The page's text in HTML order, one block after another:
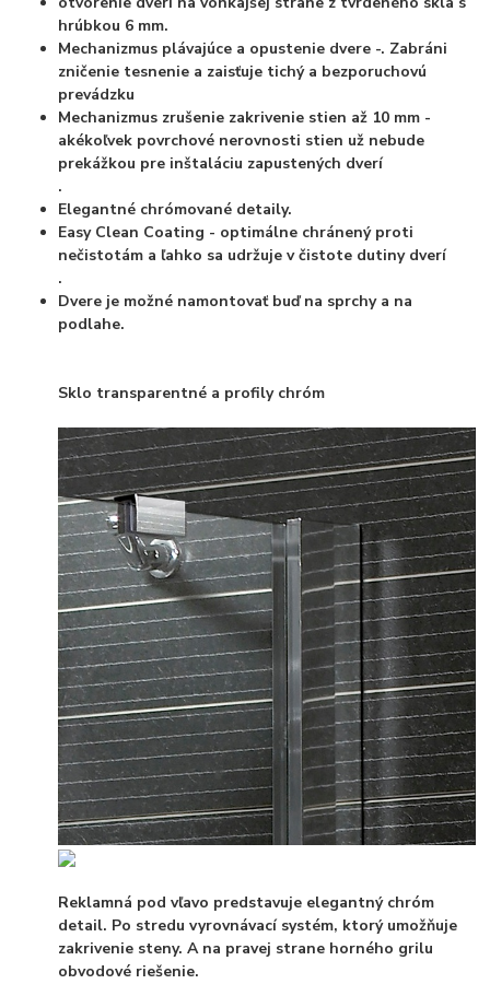
hrúbkou 6 mm.
Mechanizmus plávajúce a opustenie dvere -. Zabráni
zničenie tesnenie a zaisťuje tichý a bezporuchovú
prevádzku
Mechanizmus zrušenie zakrivenie stien až 10 mm -
akékoľvek povrchové nerovnosti stien už nebude
prekážkou pre inštaláciu zapustených dverí
.
Elegantné chrómované detaily.
Easy Clean Coating - optimálne chránený proti
nečistotám a ľahko sa udržuje v čistote dutiny dverí
.
Dvere je možné namontovať buď na sprchy a na
podlahe.
Sklo transparentné a profily chróm
Reklamná pod vľavo predstavuje elegantný chróm
detail. Po stredu vyrovnávací systém, ktorý umožňuje
zakrivenie steny. A na pravej strane horného grilu
obvodové riešenie.